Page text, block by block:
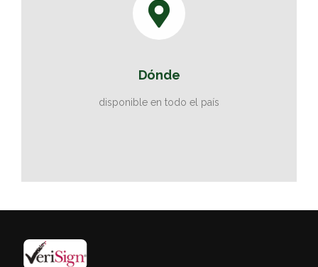
Dónde
disponible en todo el país